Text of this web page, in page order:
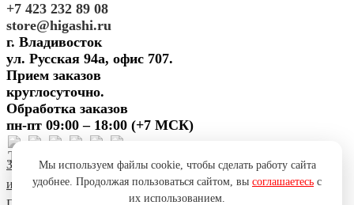
+7 423 232 89 08
store@higashi.ru
г. Владивосток
ул. Русская 94а, офис 707.
Прием заказов
круглосуточно.
Обработка заказов
пн-пт 09:00 – 18:00 (+7 МСК)
Задать вопросПредложить
идеюПоблагодаритьПожаловаться Сообщить об ошибке
Мы используем файлы cookie, чтобы сделать работу сайта
удобнее. Продолжая пользоваться сайтом, вы соглашаетесь с
их использованием.